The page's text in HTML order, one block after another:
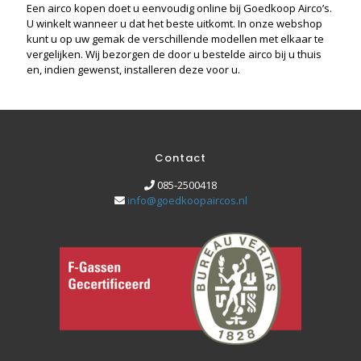
Een airco kopen doet u eenvoudig online bij Goedkoop Airco’s.
U winkelt wanneer u dat het beste uitkomt. In onze webshop
kunt u op uw gemak de verschillende modellen met elkaar te
vergelijken. Wij bezorgen de door u bestelde airco bij u thuis
en, indien gewenst, installeren deze voor u.
Contact
085-2500418
info@goedkoopaircos.nl